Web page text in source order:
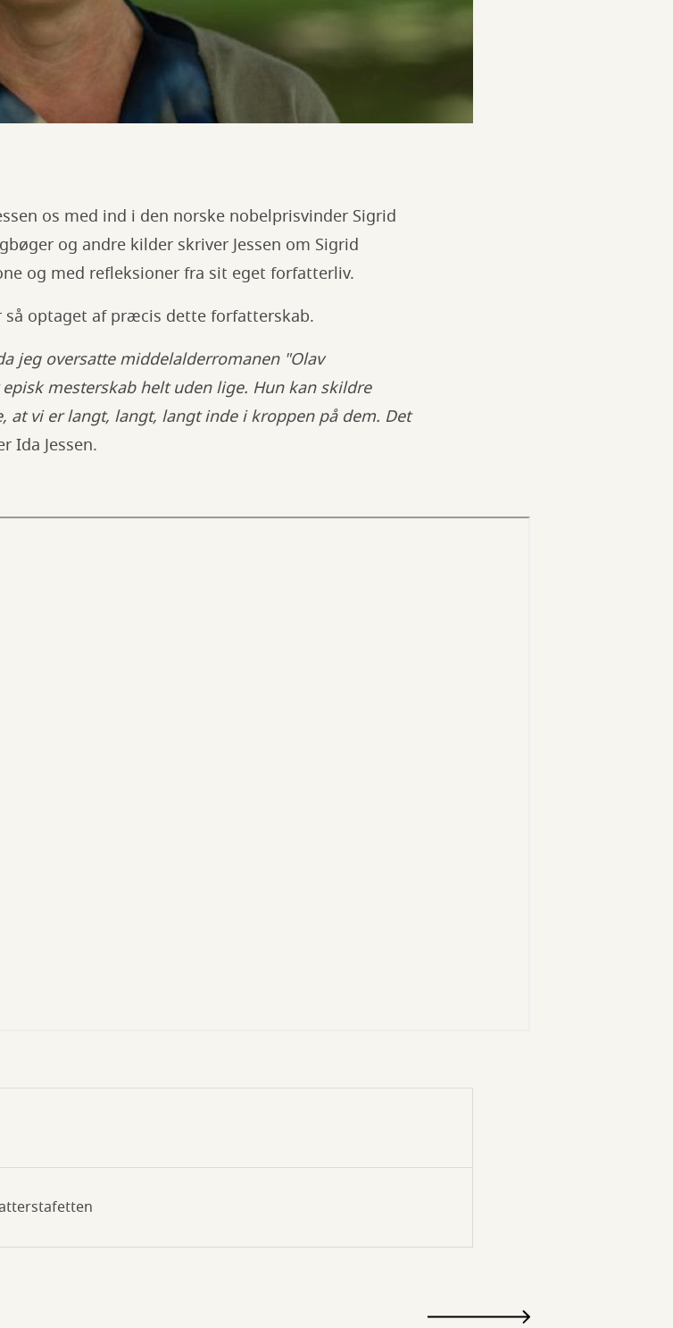
os med ind i den norske nobelprisvinder Sigrid
og andre kilder skriver Jessen om Sigrid
og med refleksioner fra sit eget forfatterliv.
så optaget af præcis dette forfatterskab.
jeg oversatte middelalderromanen "Olav
mesterskab helt uden lige. Hun kan skildre
vi er langt, langt, langt inde i kroppen på dem. Det
Ida Jessen.